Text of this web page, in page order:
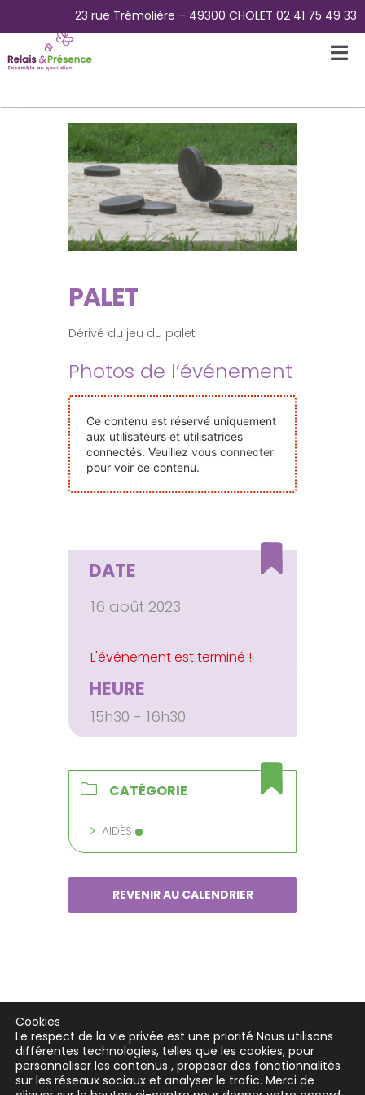
contenu
Accueil
L’Association
La Plateforme des aidants
Pour Qui ?
Nos Événements
Nous Contacter
Devenir Bénévole
23 rue Trémolière – 49300 CHOLET 02 41 75 49 33
PALET
Dérivé du jeu du palet !
Photos de l’événement
Ce contenu est réservé uniquement
aux utilisateurs et utilisatrices
connectés. Veuillez vous connecter
pour voir ce contenu.
DATE
16 août 2023
HEURE
15h30 - 16h30
CATÉGORIE
AIDÉS
REVENIR AU CALENDRIER
Cookies
Le respect de la vie privée est une priorité Nous utilisons
différentes technologies, telles que les cookies, pour
personnaliser les contenus , proposer des fonctionnalités
sur les réseaux sociaux et analyser le trafic. Merci de